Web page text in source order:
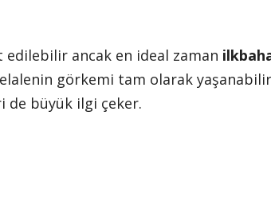
edilebilir ancak en ideal zaman
görkemi tam olarak
de büyük ilgi çeker.